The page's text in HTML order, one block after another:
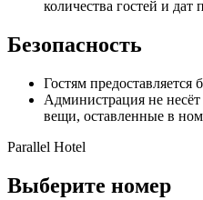
количества гостей и дат
Безопасность
Гостям предоставляется
Администрация не
вещи, оставленные в
Parallel Hotel
Выберите номер